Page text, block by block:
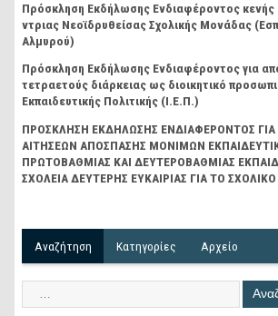
Πρόσκληση Εκδήλωσης Ενδιαφέροντος κενής
ντριας Νεοϊδρυθείσας Σχολικής Μονάδας
Αλμυρού)
Πρόσκληση Εκδήλωσης Ενδιαφέροντος για
τετραετούς διάρκειας ως διοικητικό
Εκπαιδευτικής Πολιτικής (Ι.Ε.Π.)
ΠΡΟΣΚΛΗΣΗ ΕΚΔΗΛΩΣΗΣ ΕΝΔΙΑΦΕΡΟΝΤΟΣ
ΑΙΤΗΣΕΩΝ ΑΠΟΣΠΑΣΗΣ ΜΟΝΙΜΩΝ
ΠΡΩΤΟΒΑΘΜΙΑΣ ΚΑΙ ΔΕΥΤΕΡΟΒΑΘΜΙΑΣ
ΣΧΟΛΕΙΑ ΔΕΥΤΕΡΗΣ ΕΥΚΑΙΡΙΑΣ ΓΙΑ ΤΟ
Αναζήτηση Kατηγορίες Αρχείο